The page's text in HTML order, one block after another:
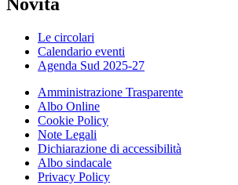
Le circolari
Calendario eventi
Agenda Sud 2025-27
Amministrazione Trasparente
Albo Online
Cookie Policy
Note Legali
Dichiarazione di accessibilità
Albo sindacale
Privacy Policy